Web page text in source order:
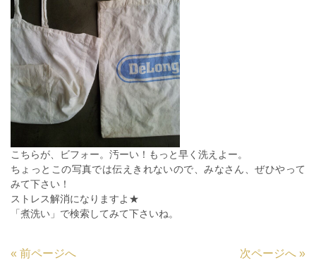
こちらが、ビフォー。汚ーい！もっと早く洗えよー。
ちょっとこの写真では伝えきれないので、みなさん、ぜひやって
みて下さい！
ストレス解消になりますよ★
「煮洗い」で検索してみて下さいね。
« 前ページへ 次ページへ »